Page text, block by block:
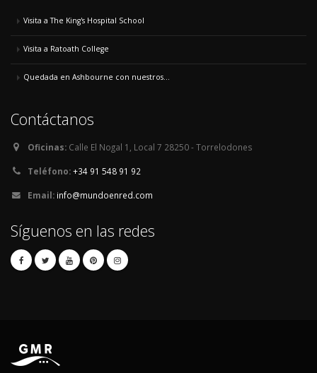
Visita a The King's Hospital School
Visita a Ratoath College
Quedada en Ashbourne con nuestros...
Contáctanos
Oficinas: Calle El Nogal 1, Local 7 28250 - Torrelodones
Teléfono:+34 91 548 91 92
Email: info@mundoenred.com
Síguenos en las redes